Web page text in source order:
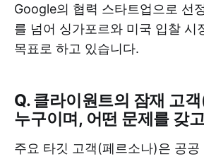
Google의 협력 스타트업으로 선
를 넘어 싱가포르와 미국 입찰 시
목표로 하고 있습니다.
Q. 클라이원트의 잠재 고
누구이며, 어떤 문제를 갖
주요 타깃 고객(페르소나)은 공공